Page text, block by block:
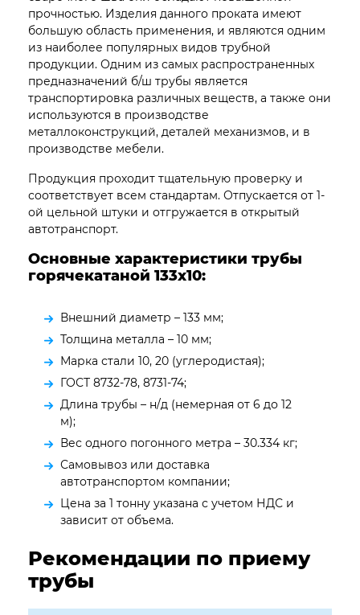
прочностью. Изделия данного проката имеют
большую область применения, и являются одним
из наиболее популярных видов трубной
продукции. Одним из самых распространенных
предназначений б/ш трубы является
транспортировка различных веществ, а также они
используются в производстве
металлоконструкций, деталей механизмов, и в
производстве мебели.
Продукция проходит тщательную проверку и
соответствует всем стандартам. Отпускается от 1-
ой цельной штуки и отгружается в открытый
автотранспорт.
Основные характеристики трубы
горячекатаной 133х10:
Внешний диаметр – 133 мм;
Толщина металла – 10 мм;
Марка стали 10, 20 (углеродистая);
ГОСТ 8732-78, 8731-74;
Длина трубы – н/д (немерная от 6 до 12
м);
Вес одного погонного метра – 30.334 кг;
Самовывоз или доставка
автотранспортом компании;
Цена за 1 тонну указана с учетом НДС и
зависит от объема.
Рекомендации по приему
трубы